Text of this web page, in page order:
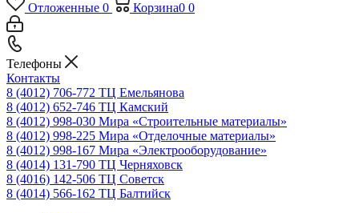
Отложенные 0 Корзина0 0
Телефоны
Контакты
8 (4012) 706-772 ТЦ Емельянова
8 (4012) 652-746 ТЦ Камский
8 (4012) 998-030 Мира «Строительные материалы»
8 (4012) 998-225 Мира «Отделочные материалы»
8 (4012) 998-167 Мира «Электрооборудование»
8 (4014) 131-790 ТЦ Черняховск
8 (4016) 142-506 ТЦ Советск
8 (4014) 566-162 ТЦ Балтийск